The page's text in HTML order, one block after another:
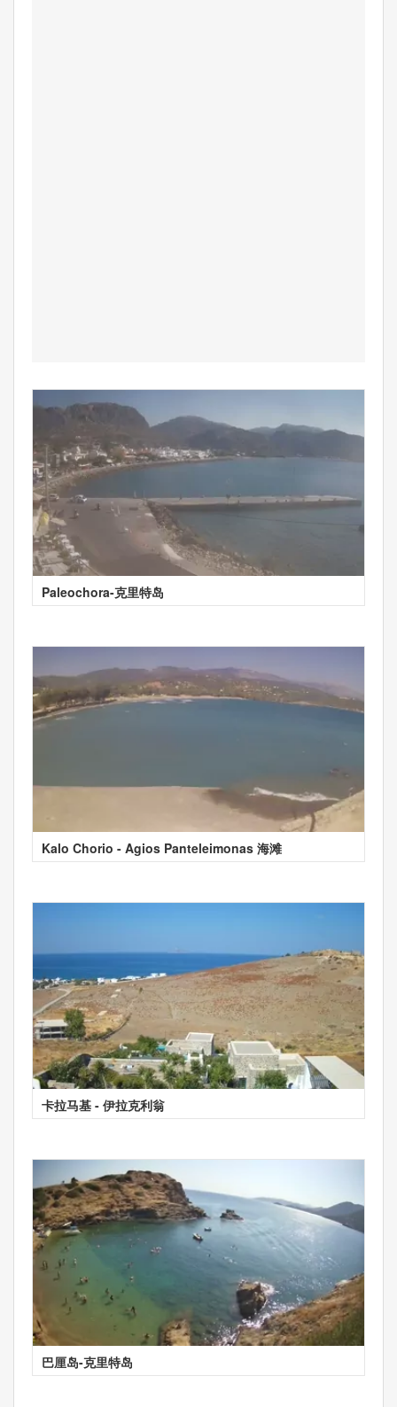
Paleochora-克里特岛
Kalo Chorio - Agios Panteleimonas 海滩
卡拉马基 - 伊拉克利翁
巴厘岛-克里特岛